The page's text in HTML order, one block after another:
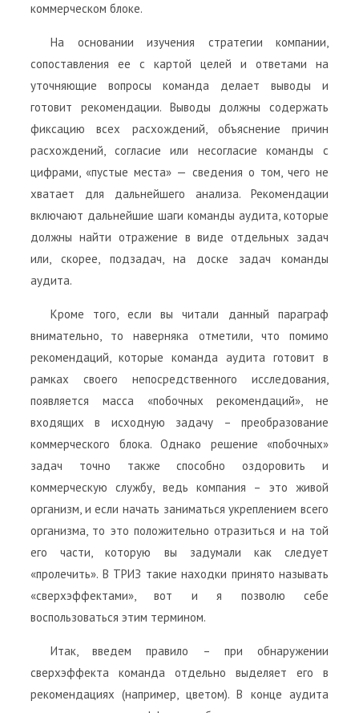
коммерческом блоке.
На основании изучения стратегии компании,
сопоставления ее с картой целей и ответами на
уточняющие вопросы команда делает выводы и
готовит рекомендации. Выводы должны содержать
фиксацию всех расхождений, объяснение причин
расхождений, согласие или несогласие команды с
цифрами, «пустые места» — сведения о том, чего не
хватает для дальнейшего анализа. Рекомендации
включают дальнейшие шаги команды аудита, которые
должны найти отражение в виде отдельных задач
или, скорее, подзадач, на доске задач команды
аудита.
Кроме того, если вы читали данный параграф
внимательно, то наверняка отметили, что помимо
рекомендаций, которые команда аудита готовит в
рамках своего непосредственного исследования,
появляется масса «побочных рекомендаций», не
входящих в исходную задачу – преобразование
коммерческого блока. Однако решение «побочных»
задач точно также способно оздоровить и
коммерческую службу, ведь компания – это живой
организм, и если начать заниматься укреплением всего
организма, то это положительно отразиться и на той
его части, которую вы задумали как следует
«пролечить». В ТРИЗ такие находки принято называть
«сверхэффектами», вот и я позволю себе
воспользоваться этим термином.
Итак, введем правило – при обнаружении
сверхэффекта команда отдельно выделяет его в
рекомендациях (например, цветом). В конце аудита